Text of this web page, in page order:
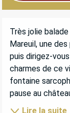
Très jolie
Mareuil, une
puis dirigez-
charmes de ce
fontaine
pause au
Lire la suite